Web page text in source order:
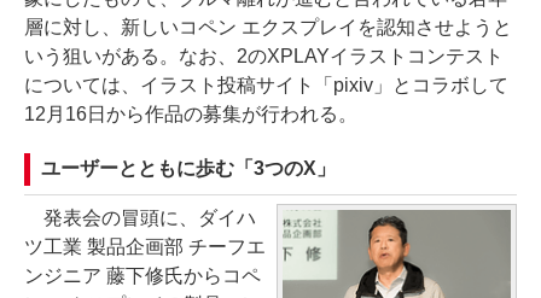
層に対し、新しいコペン エクスプレイを認知させようと
いう狙いがある。なお、2のXPLAYイラストコンテスト
については、イラスト投稿サイト「pixiv」とコラボして
12月16日から作品の募集が行われる。
ユーザーとともに歩む「3つのX」
発表会の冒頭に、ダイハ
ツ工業 製品企画部 チーフエ
ンジニア 藤下修氏からコペ